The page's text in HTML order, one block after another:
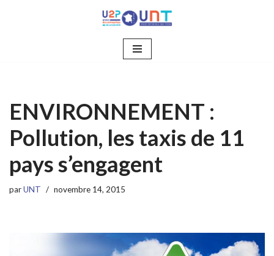
ENVIRONNEMENT :
Pollution, les taxis de 11
pays s’engagent
parUNT novembre 14, 2015